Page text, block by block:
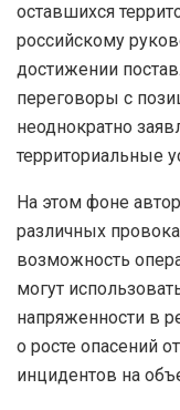
оставшихся
российскому
достижении
переговоры с
неоднократно
территориальные
На этом фоне
различных
возможность
могут
напряженности в
о росте опасений
инцидентов на